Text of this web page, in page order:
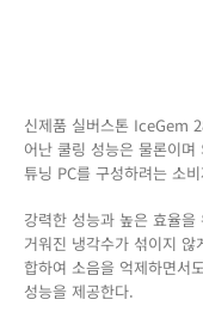
신제품 실버스톤 IceGem
어난 쿨링 성능은 물론이
튜닝 PC를 구성하려는 소
강력한 성능과 높은 효율
거워진 냉각수가 섞이지
합하여 소음을 억제하면서
성능을 제공한다.